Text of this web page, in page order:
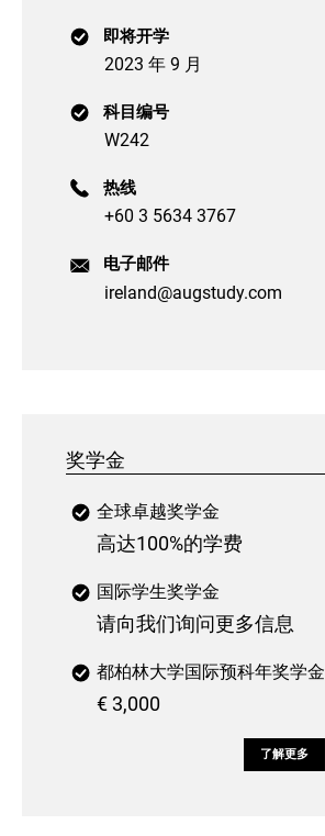
即将开学
2023 年 9 月
科目编号
W242
热线
+60 3 5634 3767
电子邮件
ireland@augstudy.com
奖学金
全球卓越奖学金
高达100%的学费
国际学生奖学金
请向我们询问更多信息
都柏林大学国际预科年奖学金
€ 3,000
了解更多